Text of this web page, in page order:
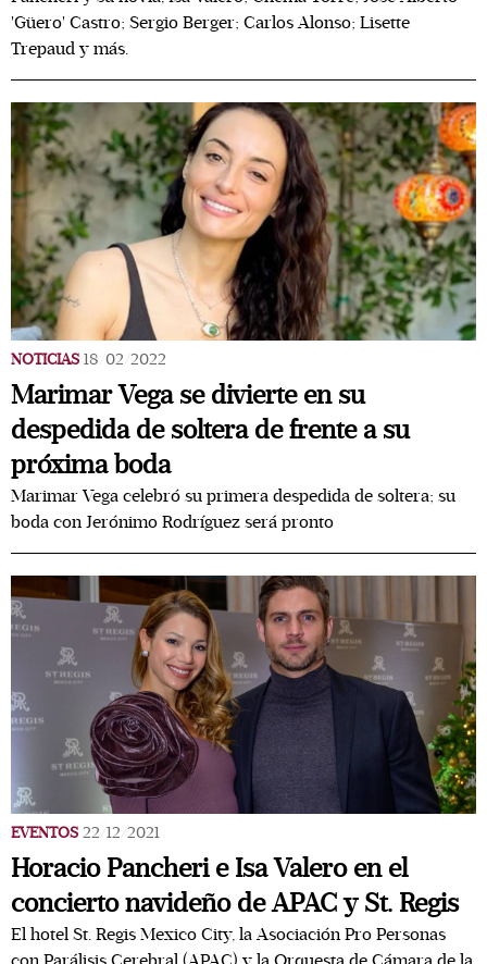
'Güero' Castro; Sergio Berger; Carlos Alonso; Lisette
Trepaud y más.
NOTICIAS 18/02/2022
Marimar Vega se divierte en su
despedida de soltera de frente a su
próxima boda
Marimar Vega celebró su primera despedida de soltera; su
boda con Jerónimo Rodríguez será pronto
EVENTOS 22/12/2021
Horacio Pancheri e Isa Valero en el
concierto navideño de APAC y St. Regis
El hotel St. Regis Mexico City, la Asociación Pro Personas